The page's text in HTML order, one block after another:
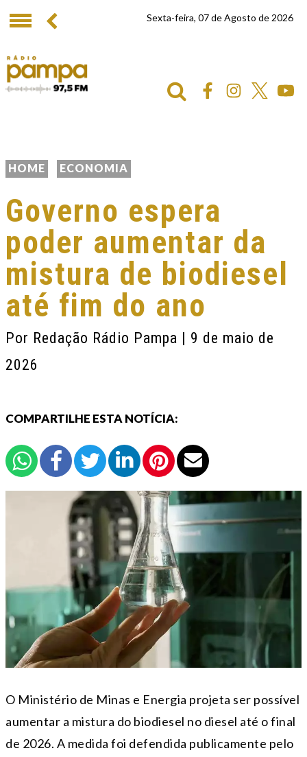
Sexta-feira, 07 de Agosto de 2026
HOME ECONOMIA
Governo espera
poder aumentar da
mistura de biodiesel
até fim do ano
Por Redação Rádio Pampa | 9 de maio de
2026
COMPARTILHE ESTA NOTÍCIA:
O Ministério de Minas e Energia projeta ser possível
aumentar a mistura do biodiesel no diesel até o final
de 2026. A medida foi defendida publicamente pelo